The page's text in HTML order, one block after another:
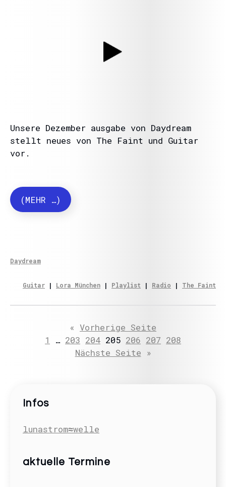
Unsere Dezember ausgabe von Daydream
stellt neues von The Faint und Guitar
vor.
(MEHR …)
Daydream
Guitar | Lora München | Playlist | Radio | The Faint
« Vorherige Seite
1
… 203 204 205 206 207 208
Nächste Seite »
Infos
lunastrom≈welle
aktuelle Termine